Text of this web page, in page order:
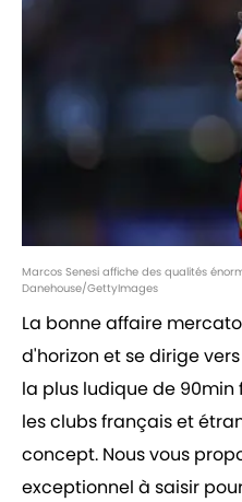
Marcos Senesi affiche des qualités
Danehouse/GettyImages
La bonne affaire
d'horizon et se dirige
la plus ludique de
les clubs français et
concept. Nous vous
exceptionnel à saisir